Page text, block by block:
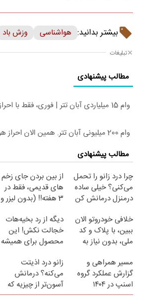
بیشتر بدانید: هواشناسی وزش باد
تبلیغات
مطالب پیشنهادی
وام 15 میلیاردی آبان تتر | فوری، فقط با احراز هویت
وام 200 میلیونی آبان تتر. همین الان احراز هویت کن!
مطالب پیشنهادی
چرا درد زانو را تحمل
می‌کنی؟ خیلی ساده
درمنزل درمانش کن
از بین بردن جای زخم
های قدیمی، فقط در
3 هفته!! (بدون لیزر و
خلافی خودروتو الان
ببین، با پلاک و کد
ملی، بدون نیاز به
دیگه از رد بخیه‌هات
خجالت نکش! این
محصول برای همیشه
مسیر همراهی و
گزارش عملکرد گروه
اسنپ در ۱۴۰۴
زانو درد اذیتت
می‌کنه؟ درمانش
آسون‌تر از چیزیه که
فکر